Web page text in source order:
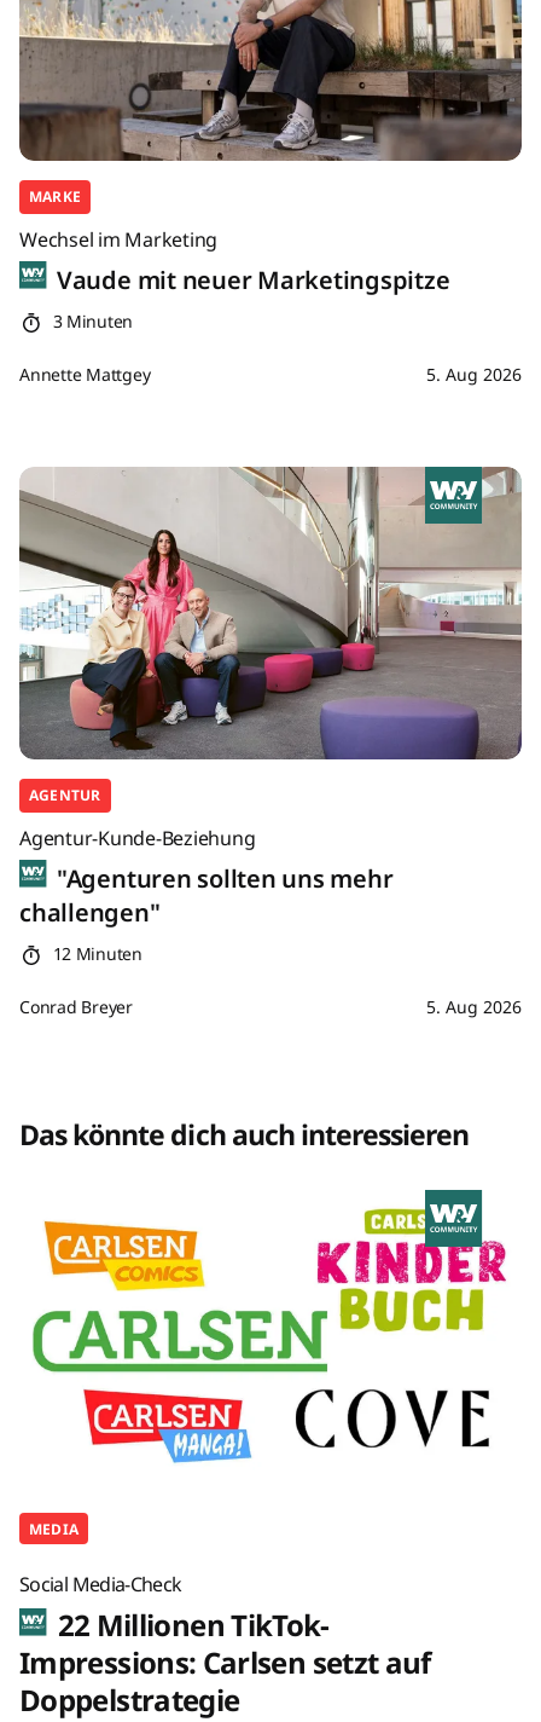
MARKE
Wechsel im Marketing
Vaude mit neuer Marketingspitze
3 Minuten
Annette Mattgey 5. Aug 2026
AGENTUR
Agentur-Kunde-Beziehung
"Agenturen sollten uns mehr
challengen"
12 Minuten
Conrad Breyer 5. Aug 2026
Das könnte dich auch interessieren
MEDIA
Social Media-Check
22 Millionen TikTok-
Impressions: Carlsen setzt auf
Doppelstrategie